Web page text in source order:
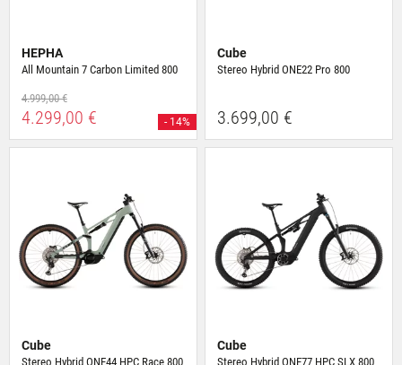
HEPHA
All Mountain 7 Carbon Limited 800
4.999,00 €
4.299,00 € - 14%
Cube
Stereo Hybrid ONE22 Pro 800
3.699,00 €
Cube
Stereo Hybrid ONE44 HPC Race 800
Cube
Stereo Hybrid ONE77 HPC SLX 800